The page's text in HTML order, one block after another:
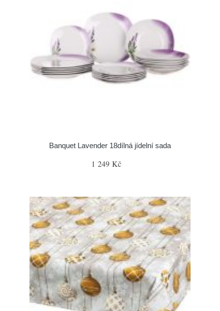
Banquet Lavender 18dílná jídelní sada
1 249 Kč